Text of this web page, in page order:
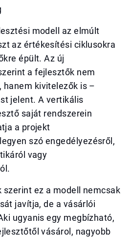
modell az elmúlt
az értékesítési ciklusokra
épült. Az új
a fejlesztők nem
hanem kivitelezők is –
jelent. A vertikális
saját rendszerein
a projekt
szó engedélyezésről,
vagy
szerint ez a modell nemcsak
javítja, de a vásárlói
ugyanis egy megbízható,
vásárol, nagyobb